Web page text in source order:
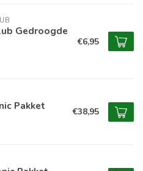
Gedroogde
€6,95
Pakket €38,95